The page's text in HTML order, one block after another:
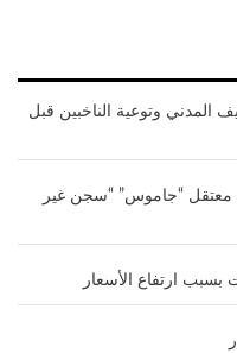
المدني وتوعية الناخبين قبل
معتقل “جاموس” “سجن غير
بسبب ارتفاع الأسعار